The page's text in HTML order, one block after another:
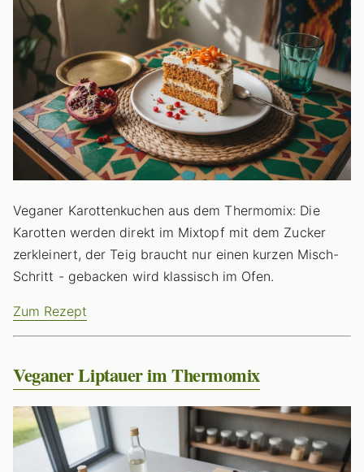
Veganer Karottenkuchen aus dem Thermomix: Die
Karotten werden direkt im Mixtopf mit dem Zucker
zerkleinert, der Teig braucht nur einen kurzen Misch-
Schritt - gebacken wird klassisch im Ofen.
Zum Rezept
Veganer Liptauer im Thermomix